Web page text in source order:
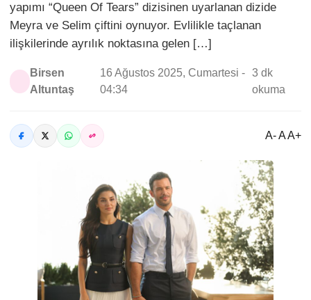
yapımı “Queen Of Tears” dizisinen uyarlanan dizide
Meyra ve Selim çiftini oynuyor. Evlilikle taçlanan
ilişkilerinde ayrılık noktasına gelen […]
Birsen
Altuntaş
16 Ağustos 2025, Cumartesi -
04:34
3 dk
okuma
A- A A+